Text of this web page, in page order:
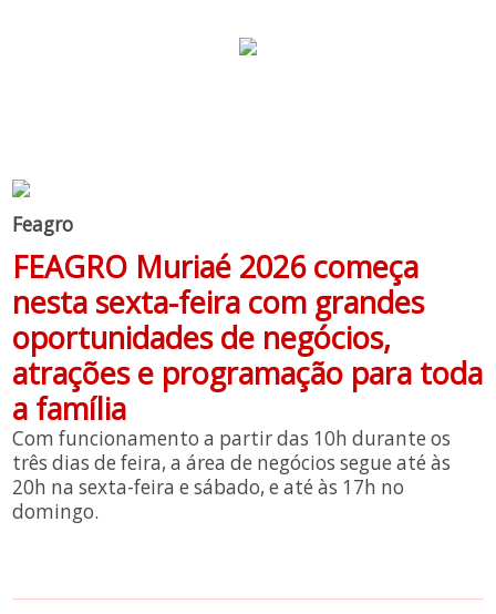
Feagro
FEAGRO Muriaé 2026 começa
nesta sexta-feira com grandes
oportunidades de negócios,
atrações e programação para toda
a família
Com funcionamento a partir das 10h durante os
três dias de feira, a área de negócios segue até às
20h na sexta-feira e sábado, e até às 17h no
domingo.